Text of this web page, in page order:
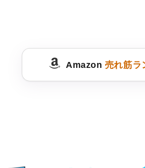
Amazon 売れ筋ラ